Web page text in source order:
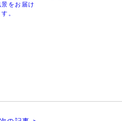
をお届け
。